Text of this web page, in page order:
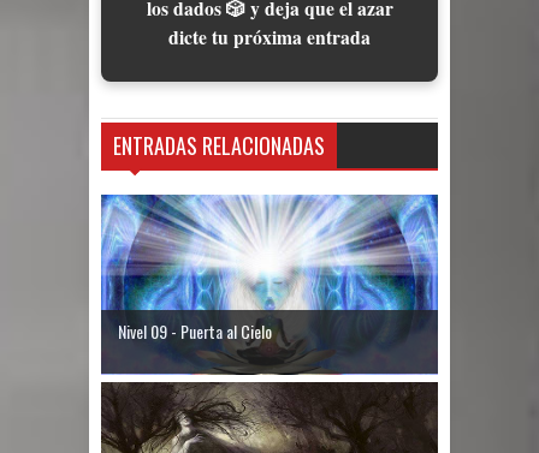
los dados 🎲 y deja que el azar
dicte tu próxima entrada
ENTRADAS RELACIONADAS
Nivel 09 - Puerta al Cielo